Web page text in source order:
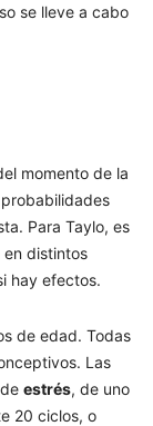
se lleve a cabo
momento de la
Para Taylo, es
distintos
hay efectos.
de edad. Todas
Las
estrés, de uno
20 ciclos, o